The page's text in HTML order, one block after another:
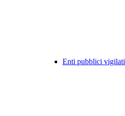
Enti pubblici vigilati